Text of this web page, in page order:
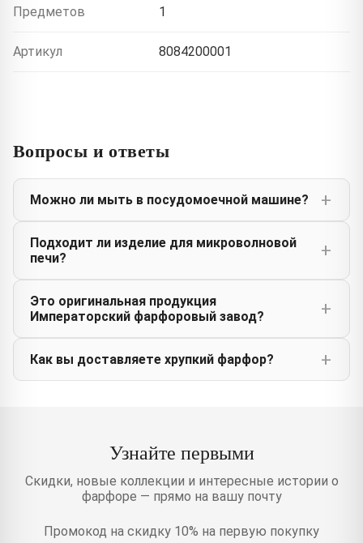
Предметов 1
Артикул 8084200001
Вопросы и ответы
Можно ли мыть в посудомоечной машине?
Подходит ли изделие для микроволновой
печи?
Это оригинальная продукция
Императорский фарфоровый завод?
Как вы доставляете хрупкий фарфор?
Узнайте первыми
Скидки, новые коллекции и интересные истории о
фарфоре — прямо на вашу почту
Промокод на скидку 10% на первую покупку